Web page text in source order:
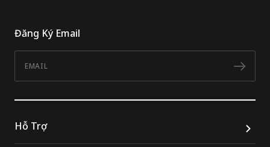
Đăng Ký Email
Hỗ Trợ